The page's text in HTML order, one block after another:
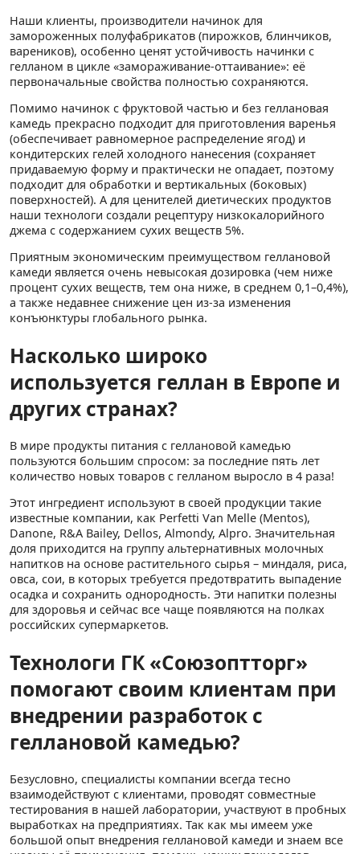
Наши клиенты, производители начинок для
замороженных полуфабрикатов (пирожков, блинчиков,
вареников), особенно ценят устойчивость начинки с
гелланом в цикле «замораживание-оттаивание»: её
первоначальные свойства полностью сохраняются.
Помимо начинок с фруктовой частью и без геллановая
камедь прекрасно подходит для приготовления варенья
(обеспечивает равномерное распределение ягод) и
кондитерских гелей холодного нанесения (сохраняет
придаваемую форму и практически не опадает, поэтому
подходит для обработки и вертикальных (боковых)
поверхностей). А для ценителей диетических продуктов
наши технологи создали рецептуру низкокалорийного
джема с содержанием сухих веществ 5%.
Приятным экономическим преимуществом геллановой
камеди является очень невысокая дозировка (чем ниже
процент сухих веществ, тем она ниже, в среднем 0,1–0,4%),
а также недавнее снижение цен из-за изменения
конъюнктуры глобального рынка.
Насколько широко
используется геллан в Европе и
других странах?
В мире продукты питания с геллановой камедью
пользуются большим спросом: за последние пять лет
количество новых товаров с гелланом выросло в 4 раза!
Этот ингредиент используют в своей продукции такие
известные компании, как Perfetti Van Melle (Mentos),
Danone, R&A Bailey, Dellos, Almondy, Alpro. Значительная
доля приходится на группу альтернативных молочных
напитков на основе растительного сырья – миндаля, риса,
овса, сои, в которых требуется предотвратить выпадение
осадка и сохранить однородность. Эти напитки полезны
для здоровья и сейчас все чаще появляются на полках
российских супермаркетов.
Технологи ГК «Союзоптторг»
помогают своим клиентам при
внедрении разработок с
геллановой камедью?
Безусловно, специалисты компании всегда тесно
взаимодействуют с клиентами, проводят совместные
тестирования в нашей лаборатории, участвуют в пробных
выработках на предприятиях. Так как мы имеем уже
большой опыт внедрения геллановой камеди и знаем все